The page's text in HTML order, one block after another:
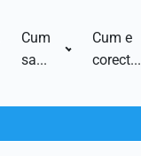
Cum
sa...
Cum e
corect...